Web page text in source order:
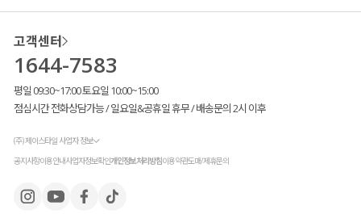
고객센터
1644-7583
평일 09:30~17:00 토요일 10:00~15:00
점심시간 전화상담가능 / 일요일&공휴일 휴무 / 배송문의 2시 이후
(주) 제이스타일 사업자 정보
공지사항이용안내사업자정보확인개인정보처리방침이용약관도매/제휴문의